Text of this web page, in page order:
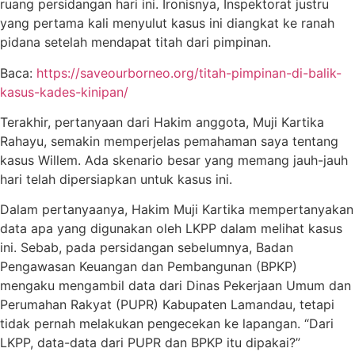
ruang persidangan hari ini. Ironisnya, Inspektorat justru
yang pertama kali menyulut kasus ini diangkat ke ranah
pidana setelah mendapat titah dari pimpinan.
Baca: https://saveourborneo.org/titah-pimpinan-di-balik-
kasus-kades-kinipan/
Terakhir, pertanyaan dari Hakim anggota, Muji Kartika
Rahayu, semakin memperjelas pemahaman saya tentang
kasus Willem. Ada skenario besar yang memang jauh-jauh
hari telah dipersiapkan untuk kasus ini.
Dalam pertanyaanya, Hakim Muji Kartika mempertanyakan
data apa yang digunakan oleh LKPP dalam melihat kasus
ini. Sebab, pada persidangan sebelumnya, Badan
Pengawasan Keuangan dan Pembangunan (BPKP)
mengaku mengambil data dari Dinas Pekerjaan Umum dan
Perumahan Rakyat (PUPR) Kabupaten Lamandau, tetapi
tidak pernah melakukan pengecekan ke lapangan. “Dari
LKPP, data-data dari PUPR dan BPKP itu dipakai?”